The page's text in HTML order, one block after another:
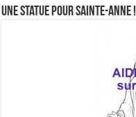
Une statue pour Sainte-Anne !